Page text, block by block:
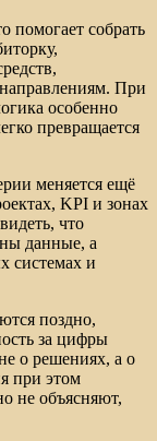
помогает собрать
При
особенно
превращается
меняется ещё
KPI и зонах
что
данные, а
системах и
поздно,
за цифры
о решениях, а о
при этом
не объясняют,